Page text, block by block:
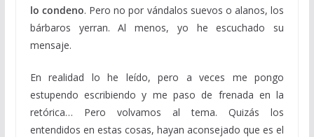
lo condeno. Pero no por vándalos suevos o alanos, los
bárbaros yerran. Al menos, yo he escuchado su
mensaje.
En realidad lo he leído, pero a veces me pongo
estupendo escribiendo y me paso de frenada en la
retórica… Pero volvamos al tema. Quizás los
entendidos en estas cosas, hayan aconsejado que es el